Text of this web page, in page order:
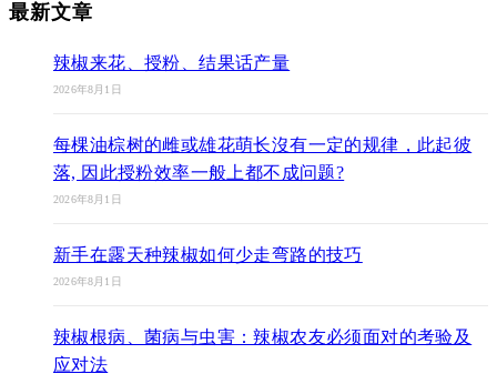
最新文章
辣椒来花、授粉、结果话产量
2026年8月1日
每棵油棕树的雌或雄花萌长沒有一定的规律，此起彼
落, 因此授粉效率一般上都不成问题?
2026年8月1日
新手在露天种辣椒如何少走弯路的技巧
2026年8月1日
辣椒根病、菌病与虫害：辣椒农友必须面对的考验及
应对法